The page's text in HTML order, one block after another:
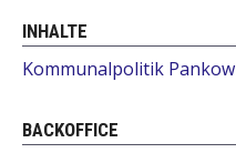
INHALTE
Kommunalpolitik Pankow
BACKOFFICE